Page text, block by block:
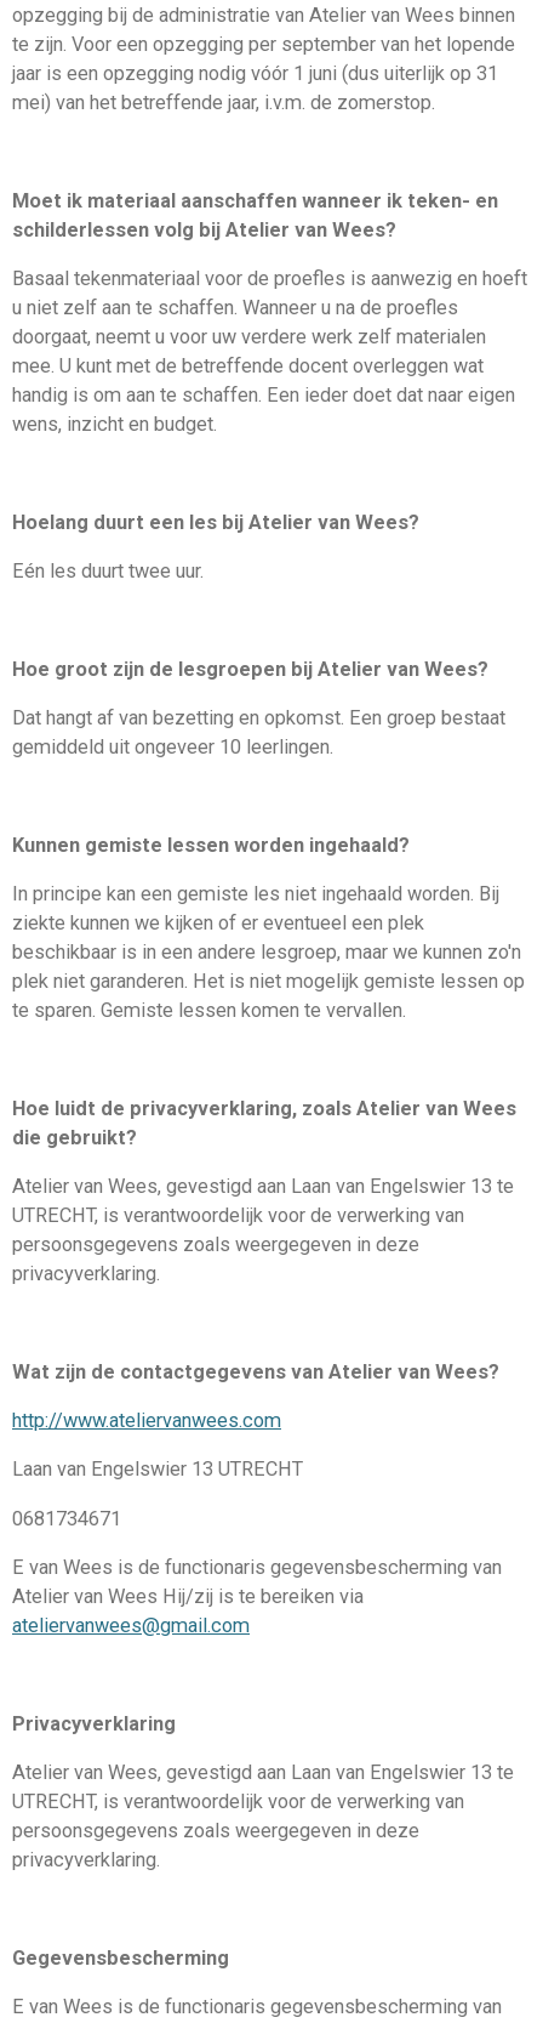
opzegging bij de administratie van Atelier van Wees binnen
te zijn. Voor een opzegging per september van het lopende
jaar is een opzegging nodig vóór 1 juni (dus uiterlijk op 31
mei) van het betreffende jaar, i.v.m. de zomerstop.
Moet ik materiaal aanschaffen wanneer ik teken- en
schilderlessen volg bij Atelier van Wees?
Basaal tekenmateriaal voor de proefles is aanwezig en hoeft
u niet zelf aan te schaffen. Wanneer u na de proefles
doorgaat, neemt u voor uw verdere werk zelf materialen
mee. U kunt met de betreffende docent overleggen wat
handig is om aan te schaffen. Een ieder doet dat naar eigen
wens, inzicht en budget.
Hoelang duurt een les bij Atelier van Wees?
Eén les duurt twee uur.
Hoe groot zijn de lesgroepen bij Atelier van Wees?
Dat hangt af van bezetting en opkomst. Een groep bestaat
gemiddeld uit ongeveer 10 leerlingen.
Kunnen gemiste lessen worden ingehaald?
In principe kan een gemiste les niet ingehaald worden. Bij
ziekte kunnen we kijken of er eventueel een plek
beschikbaar is in een andere lesgroep, maar we kunnen zo'n
plek niet garanderen. Het is niet mogelijk gemiste lessen op
te sparen. Gemiste lessen komen te vervallen.
Hoe luidt de privacyverklaring, zoals Atelier van Wees
die gebruikt?
Atelier van Wees, gevestigd aan Laan van Engelswier 13 te
UTRECHT, is verantwoordelijk voor de verwerking van
persoonsgegevens zoals weergegeven in deze
privacyverklaring.
Wat zijn de contactgegevens van Atelier van Wees?
http://www.ateliervanwees.com
Laan van Engelswier 13 UTRECHT
0681734671
E van Wees is de functionaris gegevensbescherming van
Atelier van Wees Hij/zij is te bereiken via
ateliervanwees@gmail.com
Privacyverklaring
Atelier van Wees, gevestigd aan Laan van Engelswier 13 te
UTRECHT, is verantwoordelijk voor de verwerking van
persoonsgegevens zoals weergegeven in deze
privacyverklaring.
Gegevensbescherming
E van Wees is de functionaris gegevensbescherming van